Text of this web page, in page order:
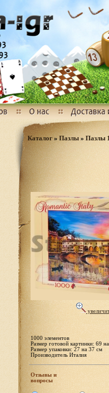
Каталог»Пазлы»Пазлы
1000 элементов
Размер готовой картинки: 69
Размер упаковки: 27 на 37 см
Производитель Италия
Отзывы и
вопросы